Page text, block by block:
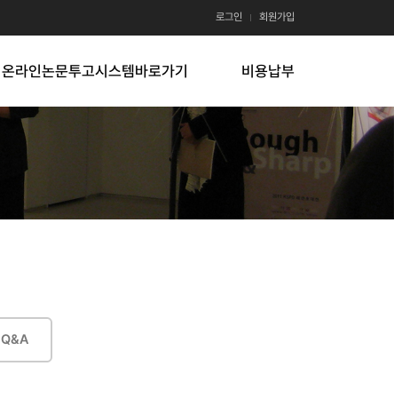
로그인 회원가입
온라인논문투고시스템바로가기 비용납부
Q&A